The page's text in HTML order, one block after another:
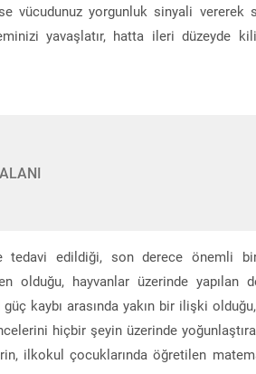
vücudunuz yorgunluk sinyali vererek
yavaşlatır, hatta ileri düzeyde
tedavi edildiği, son derece önemli
olduğu, hayvanlar üzerinde yapılan
kaybı arasında yakın bir ilişki
hiçbir şeyin üzerinde
ilkokul çocuklarında öğretilen